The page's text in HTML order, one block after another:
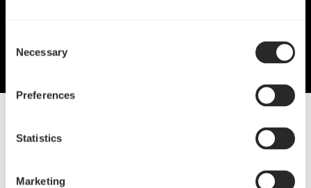
Selection
Necessary
Preferences
Statistics
Marketing
认识 North Series Momentum
Edition